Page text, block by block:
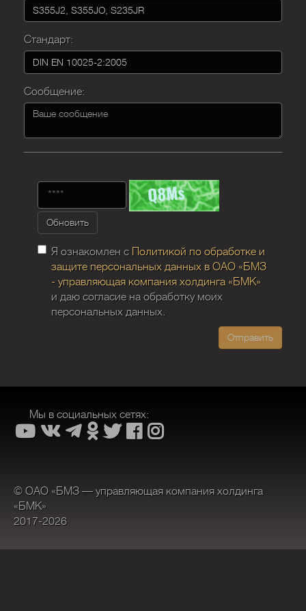
Стандарт:
Сообщение:
Обновить
Я ознакомлен с Политикой по обработке и
защите персональных данных в ОАО «БМЗ
- управляющая компания холдинга «БМК»
и даю согласие на обработку моих
персональных данных.
Отправить
Мы в социальных сетях:
© ОАО «БМЗ — управляющая компания холдинга
«БМК»
2017-2026